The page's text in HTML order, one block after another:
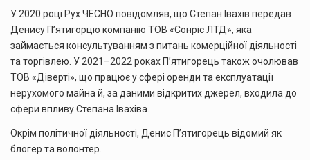
У 2020 році Рух ЧЕСНО повідомляв, що Степан Івахів передав
Денису П’ятигорцю компанію ТОВ «Сонріс ЛТД», яка
займається консультуванням з питань комерційної діяльності
та торгівлею. У 2021–2022 роках П’ятигорець також очолював
ТОВ «Діверті», що працює у сфері оренди та експлуатації
нерухомого майна й, за даними відкритих джерел, входила до
сфери впливу Степана Івахіва.
Окрім політичної діяльності, Денис П’ятигорець відомий як
блогер та волонтер.